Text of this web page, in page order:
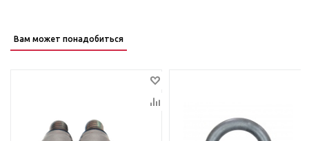
Вам может понадобиться